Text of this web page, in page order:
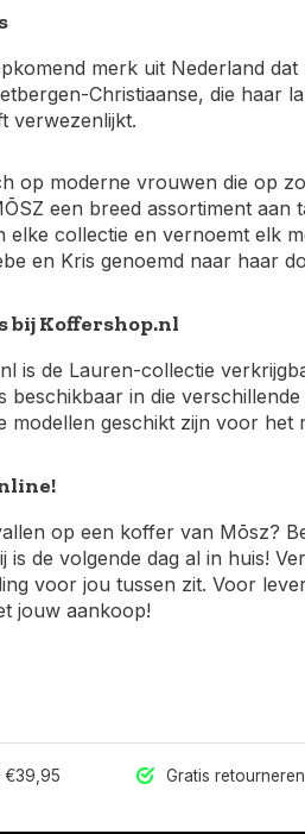
merk uit Nederland
Christiaanse, die haar
verwezenlijkt.
op moderne vrouwen die op
een breed assortiment aan
elke collectie en vernoemt elk
en Kris genoemd naar haar
bij Koffershop.nl
is de Lauren-collectie
beschikbaar in die
modellen geschikt zijn voor het
op een koffer van Mōsz?
is de volgende dag al in huis!
voor jou tussen zit. Voor
jouw aankoop!
€39,95 Gratis